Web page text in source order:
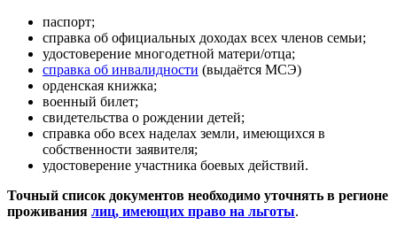
паспорт;
справка об официальных доходах всех членов семьи;
удостоверение многодетной матери/отца;
справка об инвалидности (выдаётся МСЭ)
орденская книжка;
военный билет;
свидетельства о рождении детей;
справка обо всех наделах земли, имеющихся в
собственности заявителя;
удостоверение участника боевых действий.
Точный список документов необходимо уточнять в регионе
проживания лиц, имеющих право на льготы.